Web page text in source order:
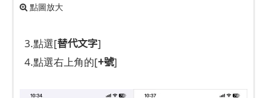
點圖放大
3.點選[替代文字]
4.點選右上角的[+號]